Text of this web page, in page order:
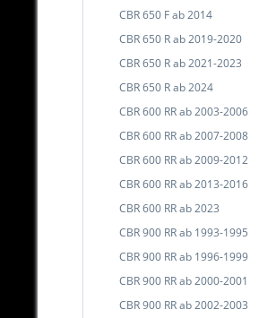
CBR 650 F ab 2014
CBR 650 R ab 2019-2020
CBR 650 R ab 2021-2023
CBR 650 R ab 2024
CBR 600 RR ab 2003-2006
CBR 600 RR ab 2007-2008
CBR 600 RR ab 2009-2012
CBR 600 RR ab 2013-2016
CBR 600 RR ab 2023
CBR 900 RR ab 1993-1995
CBR 900 RR ab 1996-1999
CBR 900 RR ab 2000-2001
CBR 900 RR ab 2002-2003